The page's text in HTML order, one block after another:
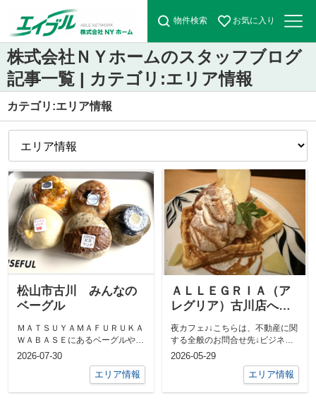
物件検索 お気に入り
株式会社ＮＹホームのスタッフブログ
記事一覧 | カテゴリ:エリア情報
カテゴリ:エリア情報
松山市古川 みんなの
ベーグル
ＭＡＴＳＵＹＡＭＡＦＵＲＵＫＡ
ＷＡＢＡＳＥにあるベーグルやさ
ん♪↓こちらは、不動産に関する全
2026-07-30
エリア情報
ＡＬＬＥＧＲＩＡ（ア
レグリア）古川店へ行
夜カフェ♪↓こちらは、不動産に関
する全般のお問合せ先↓ビジネス
LINEでお部屋探しの依頼など
2026-05-29
エリア情報